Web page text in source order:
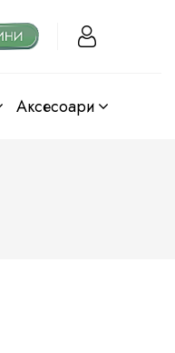
аксесоари